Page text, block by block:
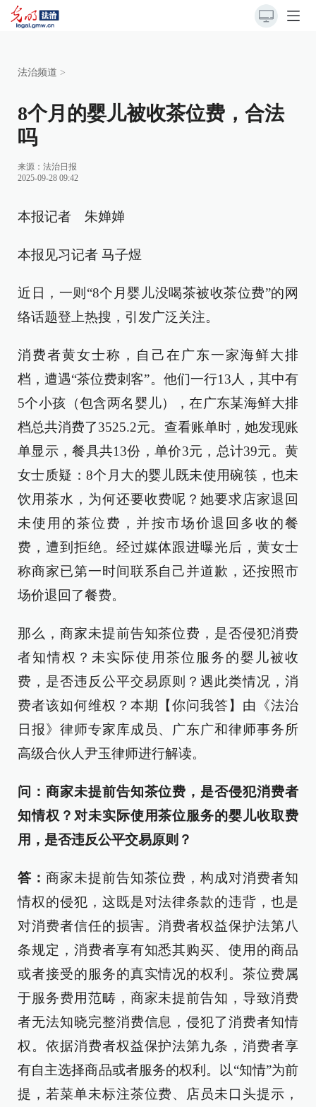
法治频道 >
8个月的婴儿被收茶位费，合法
吗
来源： 法治日报
2025-09-28 09:42
本报记者 朱婵婵
本报见习记者 马子煜
近日，一则“8个月婴儿没喝茶被收茶位费”的网
络话题登上热搜，引发广泛关注。
消费者黄女士称，自己在广东一家海鲜大排
档，遭遇“茶位费刺客”。他们一行13人，其中有
5个小孩（包含两名婴儿），在广东某海鲜大排
档总共消费了3525.2元。查看账单时，她发现账
单显示，餐具共13份，单价3元，总计39元。黄
女士质疑：8个月大的婴儿既未使用碗筷，也未
饮用茶水，为何还要收费呢？她要求店家退回
未使用的茶位费，并按市场价退回多收的餐
费，遭到拒绝。经过媒体跟进曝光后，黄女士
称商家已第一时间联系自己并道歉，还按照市
场价退回了餐费。
那么，商家未提前告知茶位费，是否侵犯消费
者知情权？未实际使用茶位服务的婴儿被收
费，是否违反公平交易原则？遇此类情况，消
费者该如何维权？本期【你问我答】由《法治
日报》律师专家库成员、广东广和律师事务所
高级合伙人尹玉律师进行解读。
问：商家未提前告知茶位费，是否侵犯消费者
知情权？对未实际使用茶位服务的婴儿收取费
用，是否违反公平交易原则？
答： 商家未提前告知茶位费，构成对消费者知
情权的侵犯，这既是对法律条款的违背，也是
对消费者信任的损害。消费者权益保护法第八
条规定，消费者享有知悉其购买、使用的商品
或者接受的服务的真实情况的权利。茶位费属
于服务费用范畴，商家未提前告知，导致消费
者无法知晓完整消费信息，侵犯了消费者知情
权。依据消费者权益保护法第九条，消费者享
有自主选择商品或者服务的权利。以“知情”为前
提，若菜单未标注茶位费、店员未口头提示，